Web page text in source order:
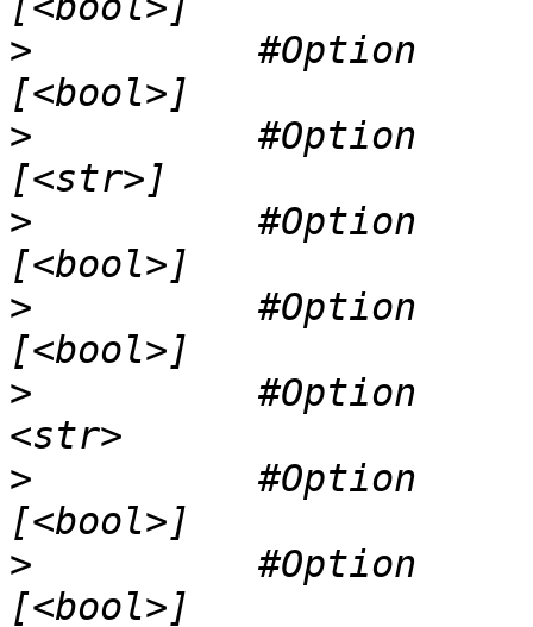
>
#Option
>
#Option
>
#Option
>
#Option
>
#Option
>
#Option
>
#Option